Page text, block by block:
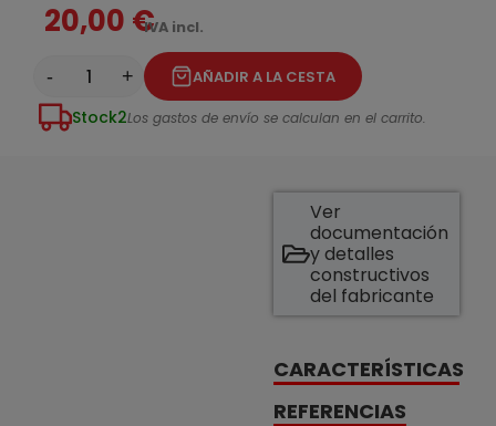
20,00 €IVA incl.
- + AÑADIR A LA CESTA
Stock2Los gastos de envío se calculan en el carrito.
Ver
documentación
y detalles
constructivos
del fabricante
CARACTERÍSTICAS
REFERENCIAS